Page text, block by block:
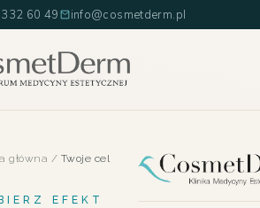
60 49 info@cosmetderm.pl
główna / Twoje cele
EFEKT · WROCŁAW